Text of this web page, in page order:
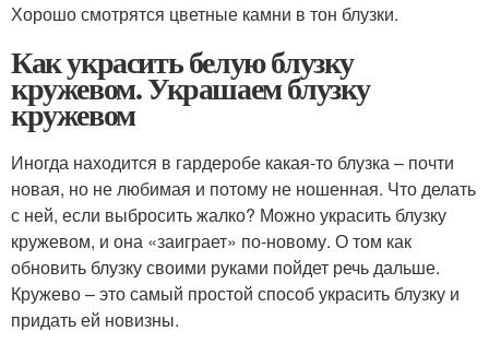
Хорошо смотрятся цветные камни в тон блузки.
Как украсить белую блузку
кружевом. Украшаем блузку
кружевом
Иногда находится в гардеробе какая-то блузка – почти
новая, но не любимая и потому не ношенная. Что делать
с ней, если выбросить жалко? Можно украсить блузку
кружевом, и она «заиграет» по-новому. О том как
обновить блузку своими руками пойдет речь дальше.
Кружево – это самый простой способ украсить блузку и
придать ей новизны.